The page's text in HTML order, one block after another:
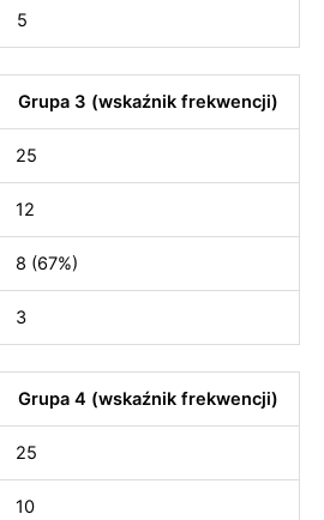
5
Grupa 3 (wskaźnik frekwencji)
25
12
8 (67%)
3
Grupa 4 (wskaźnik frekwencji)
25
10